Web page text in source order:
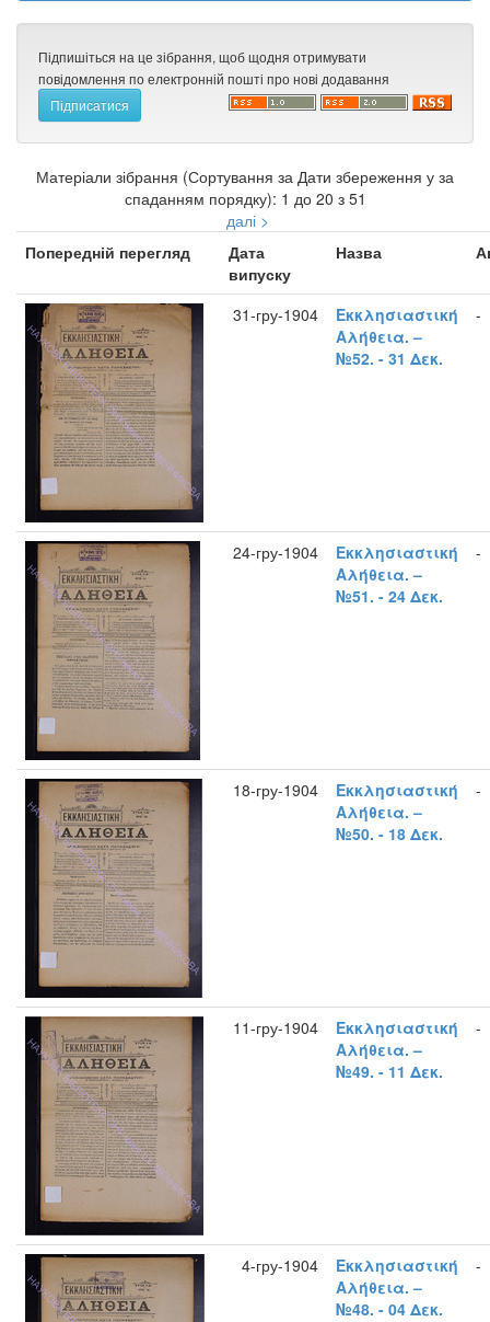
Підпишіться на це зібрання, щоб щодня отримувати
повідомлення по електронній пошті про нові додавання
Матеріали зібрання (Сортування за Дати збереження у за
спаданням порядку): 1 до 20 з 51
далі >
Попередній перегляд
Дата
випуску
Назва
31-гру-1904
Εκκλησιαστική
Αλήθεια. –
№52. - 31 Δεκ.
-
24-гру-1904
Εκκλησιαστική
Αλήθεια. –
№51. - 24 Δεκ.
-
18-гру-1904
Εκκλησιαστική
Αλήθεια. –
№50. - 18 Δεκ.
-
11-гру-1904
Εκκλησιαστική
Αλήθεια. –
№49. - 11 Δεκ.
-
4-гру-1904
Εκκλησιαστική
Αλήθεια. –
№48. - 04 Δεκ.
-